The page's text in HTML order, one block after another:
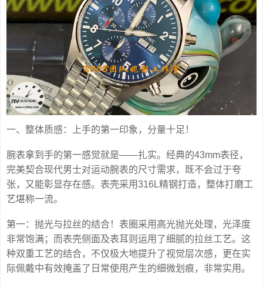
一、整体质感：上手的第一印象，分量十足！
腕表拿到手的第一感觉就是——扎实。经典的43mm表径，
完美契合现代男士对运动腕表的尺寸需求，既不会过于夸
张，又能彰显存在感。表壳采用316L精钢打造，整体打磨工
艺堪称一流。
第一：抛光与拉丝的结合！表圈采用高光抛光处理，光泽度
非常饱满；而表壳侧面及表耳则运用了细腻的拉丝工艺。这
种双重工艺的结合，不仅极大地提升了视觉层次感，更在实
际佩戴中有效掩盖了日常使用产生的细微划痕，非常实用。